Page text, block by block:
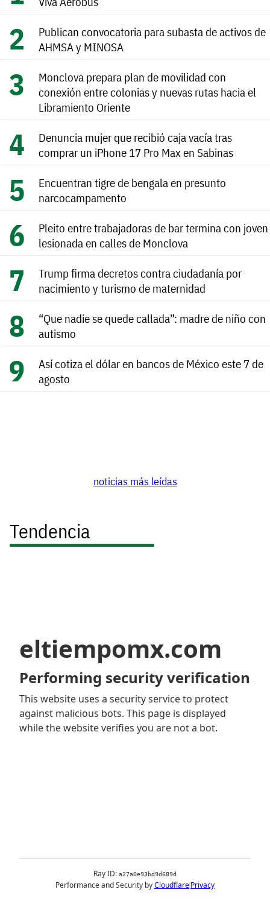
Publican convocatoria para subasta de activos de
AHMSA y MINOSA
Monclova prepara plan de movilidad con
conexión entre colonias y nuevas rutas hacia el
Libramiento Oriente
Denuncia mujer que recibió caja vacía tras
comprar un iPhone 17 Pro Max en Sabinas
Encuentran tigre de bengala en presunto
narcocampamento
Pleito entre trabajadoras de bar termina con joven
lesionada en calles de Monclova
Trump firma decretos contra ciudadanía por
nacimiento y turismo de maternidad
“Que nadie se quede callada”: madre de niño con
autismo
Así cotiza el dólar en bancos de México este 7 de
agosto
noticias más leídas
Tendencia